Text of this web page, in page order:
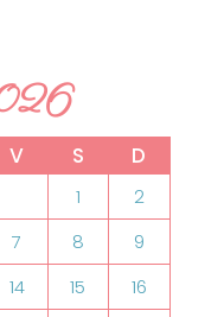
V S D
1
2
7 8
9
14 15
16